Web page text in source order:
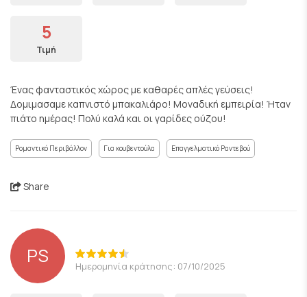
5
Τιμή
Ένας φανταστικός χώρος με καθαρές απλές γεύσεις!
Δομιμασαμε καπνιστό μπακαλιάρο! Μοναδική εμπειρία! Ήταν
πιάτο ημέρας! Πολύ καλά και οι γαρίδες ούζου!
Ρομαντικό Περιβάλλον Για κουβεντούλα Επαγγελματικό Ραντεβού
Share
PS Ημερομηνία κράτησης: 07/10/2025